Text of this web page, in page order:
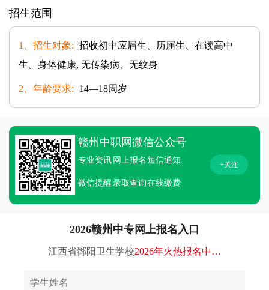
招生范围
1、招生对象: 招收初中应届生、历届生、在读高中
生。身体健康, 无传染病、无纹身
2、年龄要求: 14—18周岁
赣州中职网微信公众号
专业资讯 网上报名 短信通知
微信提醒 录取查询在线缴费
+关注
2026赣州中专网上报名入口
江西省鄱阳卫生学校2026年火热报名中…